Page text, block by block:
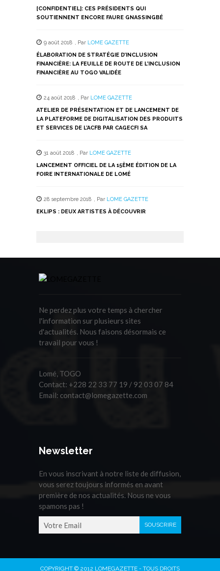
[CONFIDENTIEL]: CES PRÉSIDENTS QUI
SOUTIENNENT ENCORE FAURE GNASSINGBÉ
9 août 2018 , Par LOME GAZETTE
ÉLABORATION DE STRATÉGIE D’INCLUSION
FINANCIÈRE: LA FEUILLE DE ROUTE DE L’INCLUSION
FINANCIÈRE AU TOGO VALIDÉE
24 août 2018 , Par LOME GAZETTE
ATELIER DE PRÉSENTATION ET DE LANCEMENT DE
LA PLATEFORME DE DIGITALISATION DES PRODUITS
ET SERVICES DE L’ACFB PAR CAGECFI SA
31 août 2018 , Par LOME GAZETTE
LANCEMENT OFFICIEL DE LA 15ÈME ÉDITION DE LA
FOIRE INTERNATIONALE DE LOMÉ
28 septembre 2018 , Par LOME GAZETTE
EKLIPS : DEUX ARTISTES À DÉCOUVRIR
Ne perdez plus votre temps à chercher
l'information sur plusieurs sites
d'actualités. Nous faisons désormais ce
travail pour vous !
Lomé, TOGO
Contact: +228 22 33 77 19 / 92 03 07 84
Email: contact@lomegazette.com
Newsletter
En vous inscrivant à notre liste de diffusion,
vous serez toujours informés en avant
première de nos actualités. Nous ne vous
spamons pas !
COPYRIGHT © 2012 LOMEGAZETTE - TOUS DROITS